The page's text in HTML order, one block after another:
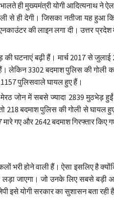
ही मुख्यमंत्री योगी आदित्यनाथ ने
से ही देगी। जिसका नतीजा यह हुआ
की लाइन लगा दी। उत्तर प्रदेश
की घटनाएं बढ़ी हैं। मार्च 2017 से
3302 बदमाश पुलिस की गोली
पुलिसवाले घायल हुए हैं।
जोन में सबसे ज्यादा 2839 मुठभेड़
218 बदमाश पुलिस की गोली से घायल
गए और 2642 बदमाश गिरफ्तार किए
भरी होने वाली हैं। ऐसा इसलिए है
जाएगा। जो उनके लिए सबसे बड़ी
इसे योगी सरकार का सुशासन बता रही